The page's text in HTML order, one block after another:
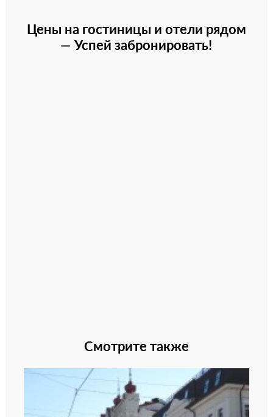
Цены на гостиницы и отели рядом
— Успей забронировать!
Смотрите также